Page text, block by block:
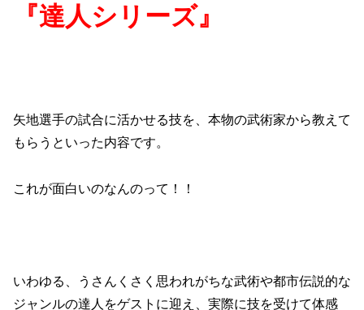
『達人シリーズ』
矢地選手の試合に活かせる技を、本物の武術家から教えて
もらうといった内容です。
これが面白いのなんのって！！
いわゆる、うさんくさく思われがちな武術や都市伝説的な
ジャンルの達人をゲストに迎え、実際に技を受けて体感